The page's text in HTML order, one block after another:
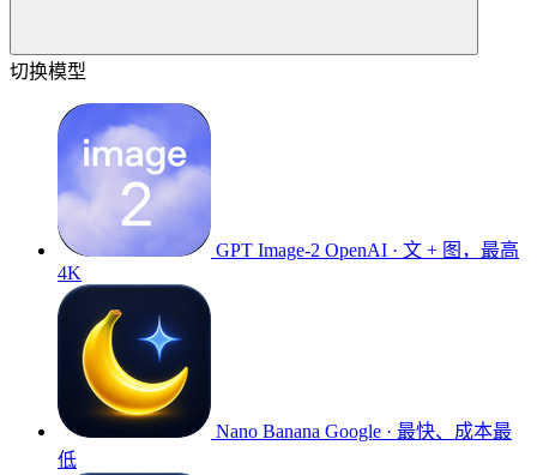
切换模型
GPT Image-2 OpenAI · 文 + 图，最高
4K
Nano Banana Google · 最快、成本最
低